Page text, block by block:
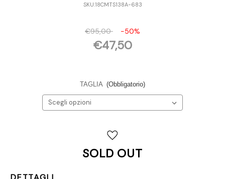
SKU:18CMTS138A-683
€95,00 -50%
€47,50
TAGLIA (Obbligatorio)
SOLD OUT